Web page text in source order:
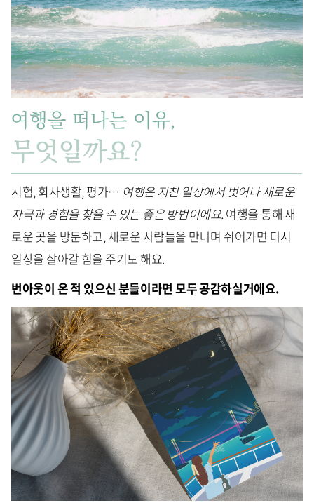
시험, 회사생활, 평가… 여행은 지친 일상에서 벗어나 새로운
자극과 경험을 찾을 수 있는 좋은 방법이에요. 여행을 통해 새
로운 곳을 방문하고, 새로운 사람들을 만나며 쉬어가면 다시
일상을 살아갈 힘을 주기도 해요.
번아웃이 온 적 있으신 분들이라면 모두 공감하실거에요.